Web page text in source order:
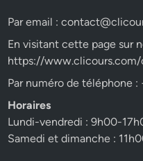
Par email :
En visitant cette page sur
https://
Par numéro de téléphone :
Horaires
Lundi-vendredi : 9h00-
Samedi et dimanche :